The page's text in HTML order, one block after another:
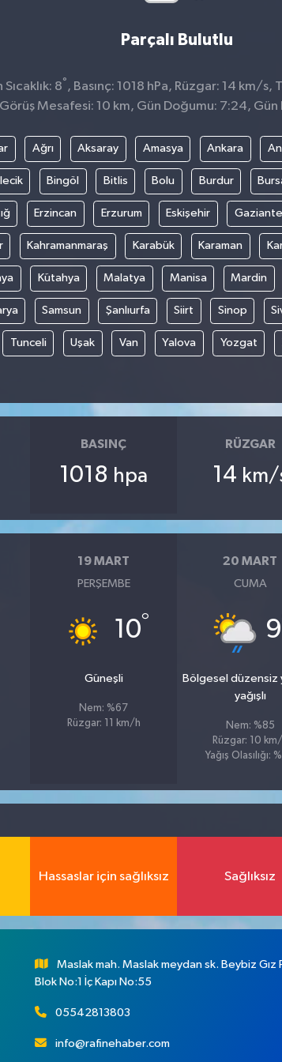
Parçalı Bulutlu
8° , Basınç: 1018 hPa, Rüzgar: 14 km/s,
Görüş Mesafesi: 10 km, Gün Doğumu: 7:24, Gün
Ağrı Aksaray Amasya Ankara
Bingöl Bitlis Bolu Burdur
Erzincan Erzurum Eskişehir
Kahramanmaraş Karabük Karaman
Kütahya Malatya Manisa Mardin
Samsun Şanlıurfa Siirt Sinop
Tunceli Uşak Van Yalova Yozgat
BASINÇ
1018 hpa
RÜZGAR
14 km/
19 MART
PERŞEMBE
10°
Güneşli
Nem: %67
Rüzgar: 11 km/h
20 MART
CUMA
9
Bölgesel düzensiz
yağışlı
Nem: %85
Rüzgar: 10
Yağış Olasılığı:
Hassaslar için sağlıksız Sağlıksız
Maslak mah. Maslak meydan sk. Beybiz Gız
Blok No:1 İç Kapı No:55
05542813803
info@rafinehaber.com